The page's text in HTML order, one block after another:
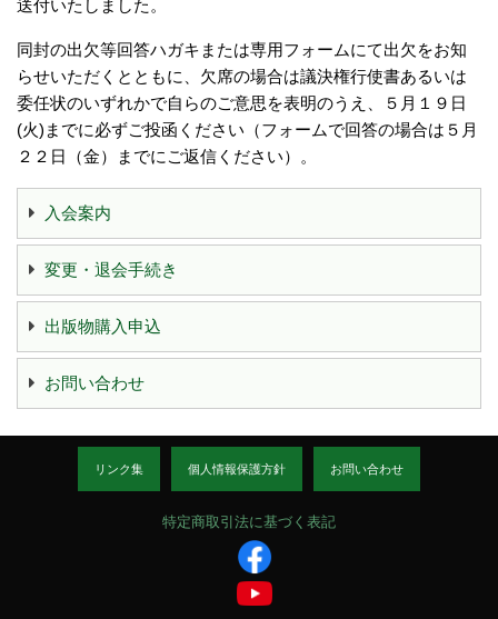
送付いたしました。
同封の出欠等回答ハガキまたは専用フォームにて出欠をお知
らせいただくとともに、欠席の場合は議決権行使書あるいは
委任状のいずれかで自らのご意思を表明のうえ、５月１９日
(火)までに必ずご投函ください（フォームで回答の場合は５月
２２日（金）までにご返信ください）。
入会案内
変更・退会手続き
出版物購入申込
お問い合わせ
リンク集 個人情報保護方針 お問い合わせ
特定商取引法に基づく表記